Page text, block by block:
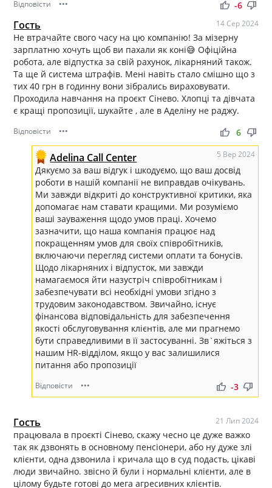
Відповісти ••• thumb_up thumb_down
-6
Гость 14 Сер 2024
Не втрачайте свого часу на цю компанію! За мізерну
зарплатню хочуть щоб ви пахали як коні😅 Офіційна
робота, але відпустка за свій рахунок, лікарняний також.
Та ще й система штрафів. Мені навіть стало смішно що з
тих 40 грн в годинну вони зібрались вираховувати.
Проходила навчання на проєкт Сінево. Хлопці та дівчата
є кращі пропозиції, шукайте , але в Аделіну не раджу.
Відповісти ••• thumb_up thumb_down
6
Adelina Call Center 5 Вер 2024
Дякуємо за ваш відгук і шкодуємо, що ваш досвід
роботи в нашій компанії не виправдав очікувань.
Ми завжди відкриті до конструктивної критики, яка
допомагає нам ставати кращими. Ми розуміємо
ваші зауваження щодо умов праці. Хочемо
зазначити, що наша компанія працює над
покращенням умов для своїх співробітників,
включаючи перегляд системи оплати та бонусів.
Щодо лікарняних і відпусток, ми завжди
намагаємося йти назустріч співробітникам і
забезпечувати всі необхідні умови згідно з
трудовим законодавством. Звичайно, існує
фінансова відповідальність для забезпечення
якості обслуговування клієнтів, але ми прагнемо
бути справедливими в її застосуванні. Зв`яжіться з
нашим HR-відділом, якщо у вас залишилися
питання або пропозиції
Відповісти ••• thumb_up thumb_down
-3
Гость 21 Лип 2024
працювала в проєкті Сінево, скажу чесно це дуже важко
так як дзвонять в основному пенсіонери, або ну дуже злі
клієнти, одна дзвонила і кричала що в суд подасть, цікаві
люди звичайно. звісно й були і нормальні клієнти, але в
цілому будьте готові до мега агресивних клієнтів.